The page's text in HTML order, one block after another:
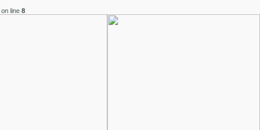
on line 8